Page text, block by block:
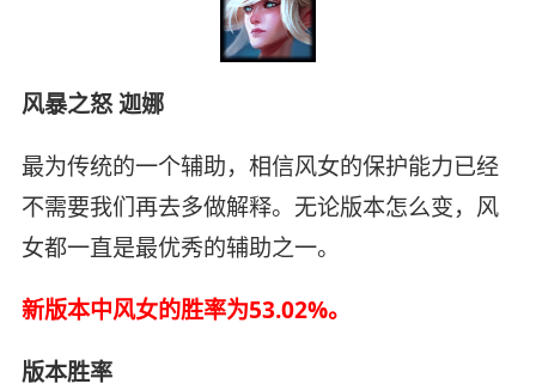
风暴之怒 迦娜
最为传统的一个辅助，相信风女的保护能力已经
不需要我们再去多做解释。无论版本怎么变，风
女都一直是最优秀的辅助之一。
新版本中风女的胜率为53.02%。
版本胜率